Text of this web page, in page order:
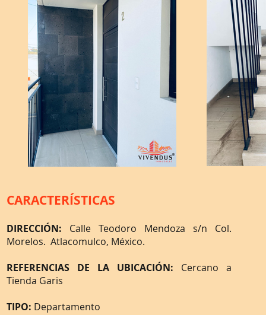
CARACTERÍSTICAS
DIRECCIÓN: Calle Teodoro Mendoza s/n Col.
Morelos. Atlacomulco, México.
REFERENCIAS DE LA UBICACIÓN: Cercano a
Tienda Garis
TIPO: Departamento